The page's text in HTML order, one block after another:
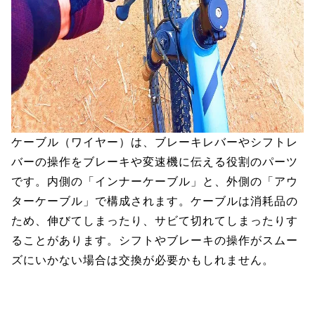
ケーブル（ワイヤー）は、ブレーキレバーやシフトレ
バーの操作をブレーキや変速機に伝える役割のパーツ
です。内側の「インナーケーブル」と、外側の「アウ
ターケーブル」で構成されます。ケーブルは消耗品の
ため、伸びてしまったり、サビて切れてしまったりす
ることがあります。シフトやブレーキの操作がスムー
ズにいかない場合は交換が必要かもしれません。